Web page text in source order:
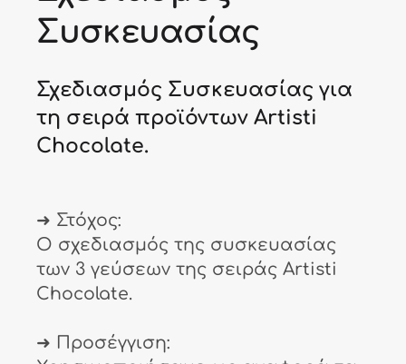
Συσκευασίας
Σχεδιασμός Συσκευασίας για
τη σειρά προϊόντων Artisti
Chocolate.
➜ Στόχος:
Ο σχεδιασμός της συσκευασίας
των 3 γεύσεων της σειράς Artisti
Chocolate.
➜ Προσέγγιση: